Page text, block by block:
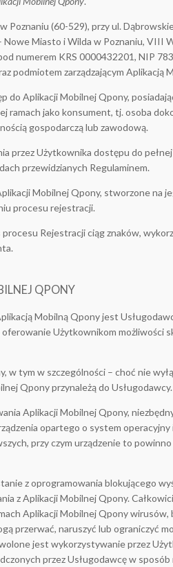
Poznaniu (60-529), przy ul.
Miasto i Wilda w Poznaniu, VIII
numerem KRS 0000432201, NIP
podmiotem zarządzającym Aplikacją
do Aplikacji Mobilnej Qpony,
ramach jako konsument, tj. osoba
gospodarczą lub zawodową.
przez Użytkownika dostępu do
przewidzianych Regulaminem.
Mobilnej Qpony, stworzone na
procesu rejestracji.
Rejestracji ciąg znaków,
QPONY
Mobilną Qpony jest
Użytkownikom możliwości
w tym w szczególności – choć nie
Qpony przynależą do Usługodawcy.
Aplikacji Mobilnej Qpony,
opartego o system
przy czym urządzenie to
z oprogramowania blokującego
z Aplikacji Mobilnej Qpony.
Aplikacji Mobilnej Qpony wirusów,
przerwać, naruszyć lub ograniczyć
jest wykorzystywanie przez
przez Usługodawcę w sposób